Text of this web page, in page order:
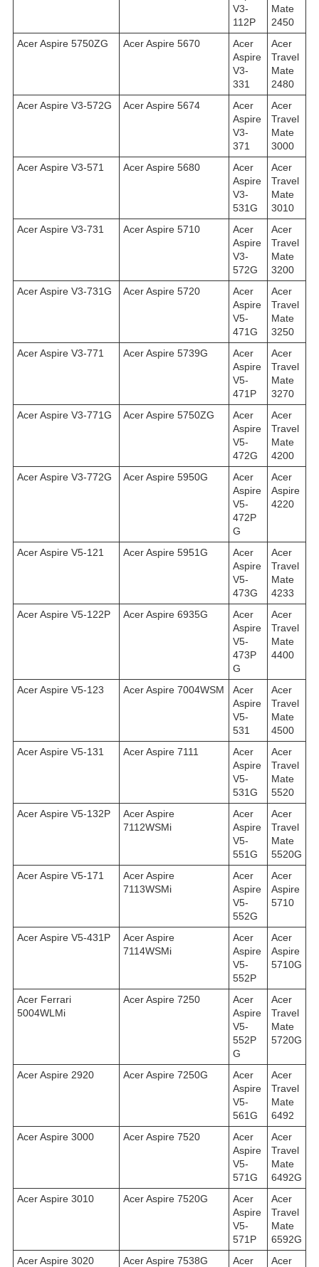
V3-
112P
Mate
2450
Acer Aspire 5750ZG
Acer Aspire 5670
Acer
Aspire
V3-
331
Acer
Travel
Mate
2480
Acer Aspire V3-572G
Acer Aspire 5674
Acer
Aspire
V3-
371
Acer
Travel
Mate
3000
Acer Aspire V3-571
Acer Aspire 5680
Acer
Aspire
V3-
531G
Acer
Travel
Mate
3010
Acer Aspire V3-731
Acer Aspire 5710
Acer
Aspire
V3-
572G
Acer
Travel
Mate
3200
Acer Aspire V3-731G
Acer Aspire 5720
Acer
Aspire
V5-
471G
Acer
Travel
Mate
3250
Acer Aspire V3-771
Acer Aspire 5739G
Acer
Aspire
V5-
471P
Acer
Travel
Mate
3270
Acer Aspire V3-771G
Acer Aspire 5750ZG
Acer
Aspire
V5-
472G
Acer
Travel
Mate
4200
Acer Aspire V3-772G
Acer Aspire 5950G
Acer
Aspire
V5-
472P
G
Acer
Aspire
4220
Acer Aspire V5-121 Acer Aspire 5951G
Acer
Aspire
V5-
473G
Acer
Travel
Mate
4233
Acer Aspire V5-122P
Acer Aspire 6935G
Acer
Aspire
V5-
473P
G
Acer
Travel
Mate
4400
Acer Aspire V5-123 Acer Aspire 7004WSM
Acer
Aspire
V5-
531
Acer
Travel
Mate
4500
Acer Aspire V5-131
Acer Aspire 7111
Acer
Aspire
V5-
531G
Acer
Travel
Mate
5520
Acer Aspire V5-132P
Acer Aspire
7112WSMi
Acer
Aspire
V5-
551G
Acer
Travel
Mate
5520G
Acer Aspire V5-171
Acer Aspire
7113WSMi
Acer
Aspire
V5-
552G
Acer
Aspire
5710
Acer Aspire V5-431P
Acer Aspire
7114WSMi
Acer
Aspire
V5-
552P
Acer
Aspire
5710G
Acer Ferrari
5004WLMi
Acer Aspire 7250
Acer
Aspire
V5-
552P
G
Acer
Travel
Mate
5720G
Acer Aspire 2920 Acer Aspire 7250G
Acer
Aspire
V5-
561G
Acer
Travel
Mate
6492
Acer Aspire 3000
Acer Aspire 7520
Acer
Aspire
V5-
571G
Acer
Travel
Mate
6492G
Acer Aspire 3010
Acer Aspire 7520G
Acer
Aspire
V5-
571P
Acer
Travel
Mate
6592G
Acer Aspire 3020
Acer Aspire 7538G
Acer
Acer